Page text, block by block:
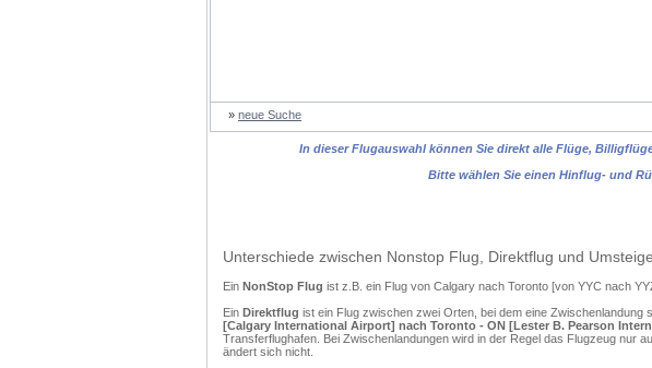
» neue Suche
In dieser Flugauswahl können Sie direkt alle Flüge,
Bitte wählen Sie einen Hinflug- und
Unterschiede zwischen Nonstop Flug, Direktflug und
Ein NonStop Flug ist z.B. ein Flug von Calgary nach Toronto [von YYC nach
Ein Direktflug ist ein Flug zwischen zwei Orten, bei dem eine Zwischenlandung
[Calgary International Airport] nach Toronto - ON [Lester B. Pearson
Transferflughafen. Bei Zwischenlandungen wird in der Regel das Flugzeug nur
ändert sich nicht.